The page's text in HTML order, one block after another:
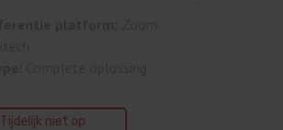
Tijdelijk niet op